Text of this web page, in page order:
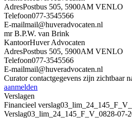
AdresPostbus 505, 5900AM VENLO
Telefoon077-3545566
E-mailmail@huveradvocaten.nl
mr B.P.W. van Brink
KantoorHuver Advocaten
AdresPostbus 505, 5900AM VENLO
Telefoon077-3545566
E-mailmail@huveradvocaten.nl
Curator contactgegevens zijn zichtbaar
aanmelden
Verslagen
Financieel verslag
Verslag03_lim_24_145_F_V_0828-07-